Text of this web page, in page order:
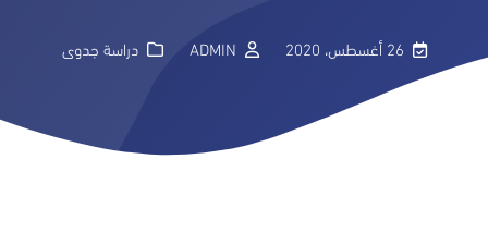
26 أغسطس، 2020 ADMIN دراسة جدوى